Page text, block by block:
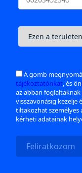
A gomb
tájékoztatónkat, és
az abban
visszavonásig kezelje
tiltakozhat személyes
kérheti adatainak
Feliratkozom